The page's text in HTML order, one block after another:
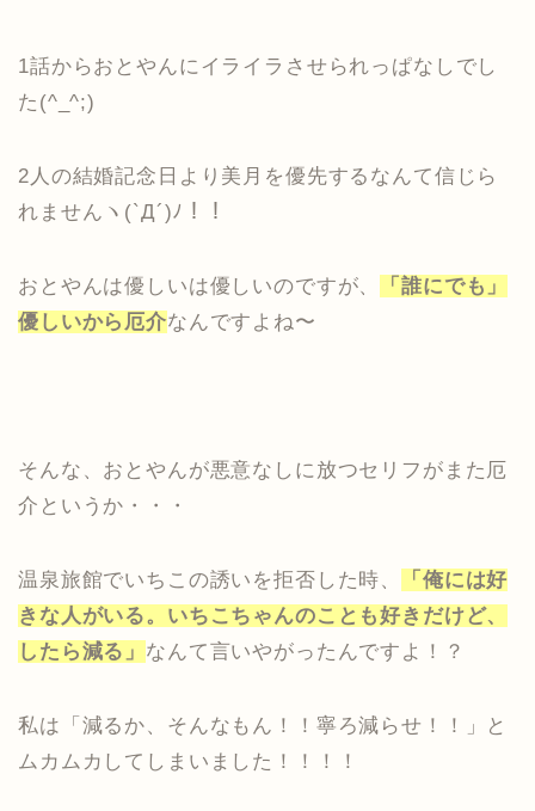
1話からおとやんにイライラさせられっぱなしでし
た(^_^;)
2人の結婚記念日より美月を優先するなんて信じら
れませんヽ(`Д´)ﾉ！！
おとやんは優しいは優しいのですが、
「誰にでも」
優しいから厄介なんですよね〜
そんな、おとやんが悪意なしに放つセリフがまた厄
介というか・・・
温泉旅館でいちこの誘いを拒否した時、
「俺には好
きな人がいる。いちこちゃんのことも好きだけど、
したら減る」 なんて言いやがったんですよ！？
私は「減るか、そんなもん！！寧ろ減らせ！！」と
ムカムカしてしまいました！！！！